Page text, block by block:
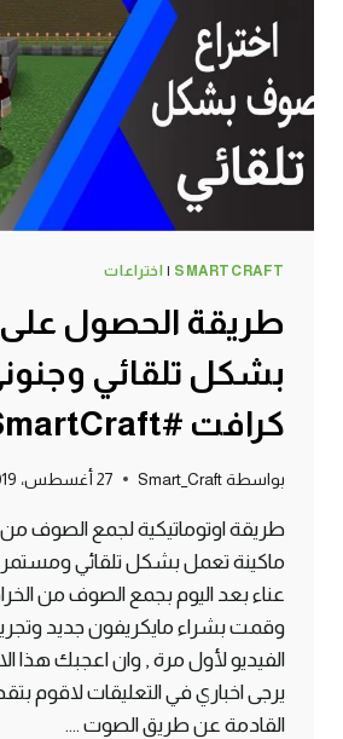
ماين
كرافت
#SMARTCRAFT
SMARTCRAFT
| اختراعات
طريقة الحصول
بشكل تلقائي
كرافت #SmartCraft
بواسطة Smart_Craft 27 أغسطس، 2019
طريقة اوتوماتيكية لجمع الصوف من
ماكينة تعمل بشكل تلقائي
عناء بعد اليوم بجمع الصوف من
وقمت بشراء مايكريفون جديد
الفيديو لأول مرة , وان اعجبك هذا
يرجى اخباري في التعليقات لاقوم
القادمة عن طريق الصوت ….